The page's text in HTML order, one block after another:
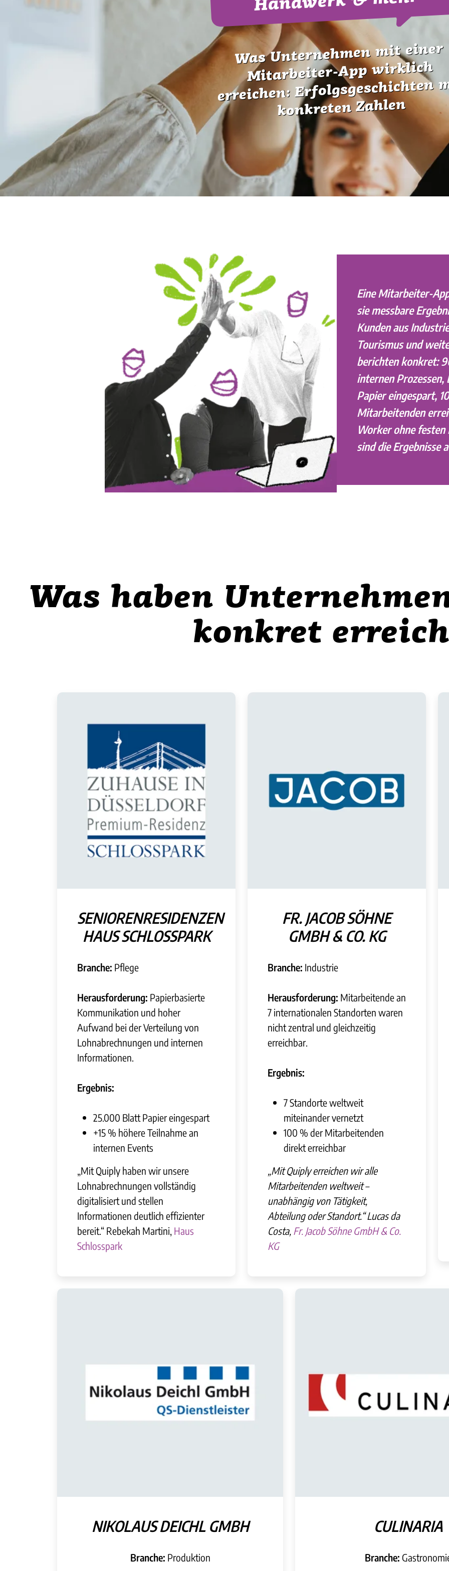
Was Unternehmen mit einer
Mitarbeiter-App wirklich
erreichen: Erfolgsgeschichten
konkreten Zahlen
Eine Mitarbeiter-
sie messbare
Kunden aus
Tourismus und
berichten konkret:
internen
Papier eingespart,
Mitarbeitenden
Worker ohne
sind die Ergebnisse
Was haben
konkret
SENIORENRESIDENZEN
HAUS SCHLOSSPARK
Branche: Pflege
Herausforderung: Papierbasierte
Kommunikation und hoher
Aufwand bei der Verteilung von
Lohnabrechnungen und internen
Informationen.
Ergebnis:
25.000 Blatt Papier eingespart
+15 % höhere Teilnahme an
internen Events
„Mit Quiply haben wir unsere
Lohnabrechnungen vollständig
digitalisiert und stellen
Informationen deutlich effizienter
bereit.“ Rebekah Martini, Haus
Schlosspark
FR. JACOB SÖHNE
GMBH & CO. KG
Branche: Industrie
Herausforderung: Mitarbeitende an
7 internationalen Standorten waren
nicht zentral und gleichzeitig
erreichbar.
Ergebnis:
7 Standorte weltweit
miteinander vernetzt
100 % der Mitarbeitenden
direkt erreichbar
„Mit Quiply erreichen wir alle
Mitarbeitenden weltweit –
unabhängig von Tätigkeit,
Abteilung oder Standort.“ Lucas da
Costa, Fr. Jacob Söhne GmbH & Co.
KG
NIKOLAUS DEICHL GMBH
Branche: Produktion
CULINARIA
Branche: